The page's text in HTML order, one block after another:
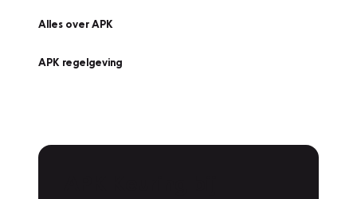
Alles over APK
APK regelgeving